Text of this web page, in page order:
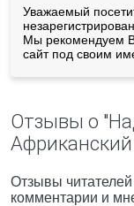
Уважаемый
Мы рекомендуем
сайт под своим
Отзывы о
Отзывы
комментарии и